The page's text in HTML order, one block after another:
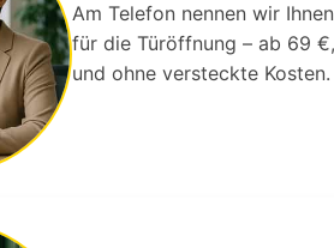
Am Telefon nennen wir
für die Türöffnung – ab 69
und ohne versteckte Kosten.